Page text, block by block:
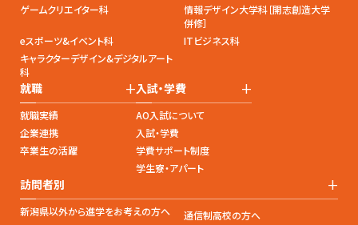
ゲームクリエイター科
情報デザイン大学科［開志創造大学
併修］
eスポーツ&イベント科
ITビジネス科
キャラクターデザイン&デジタルアート
科
就職 +
就職実績
企業連携
卒業生の活躍
入試・学費 +
AO入試について
入試・学費
学費サポート制度
学生寮・アパート
訪問者別 +
新潟県以外から進学をお考えの方へ
通信制高校の方へ